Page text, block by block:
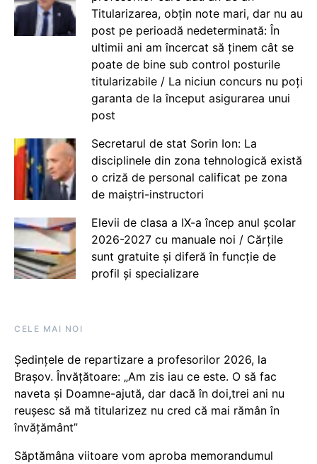
Titularizarea, obțin note mari, dar nu au
post pe perioadă nedeterminată: În
ultimii ani am încercat să ținem cât se
poate de bine sub control posturile
titularizabile / La niciun concurs nu poți
garanta de la început asigurarea unui
post
Secretarul de stat Sorin Ion: La
disciplinele din zona tehnologică există
o criză de personal calificat pe zona
de maiștri-instructori
Elevii de clasa a IX-a încep anul școlar
2026-2027 cu manuale noi / Cărțile
sunt gratuite și diferă în funcție de
profil și specializare
CELE MAI NOI
Ședințele de repartizare a profesorilor 2026, la
Brașov. Învățătoare: „Am zis iau ce este. O să fac
naveta și Doamne-ajută, dar dacă în doi,trei ani nu
reușesc să mă titularizez nu cred că mai rămân în
învățământ”
Săptămâna viitoare vom aproba memorandumul